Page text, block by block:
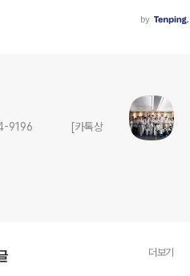
9196 [카톡상
더보기